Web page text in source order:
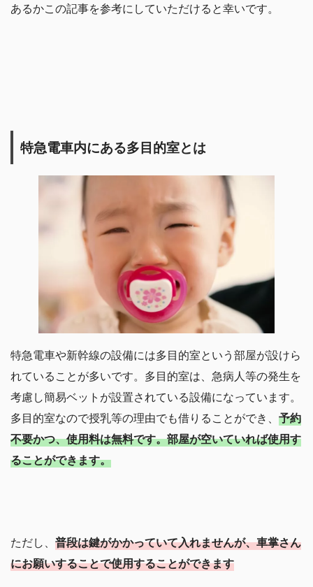
あるかこの記事を参考にしていただけると幸いです。
特急電車内にある多目的室とは
特急電車や新幹線の設備には多目的室という部屋が設けら
れていることが多いです。多目的室は、急病人等の発生を
考慮し簡易ベットが設置されている設備になっています。
多目的室なので授乳等の理由でも借りることができ、 予約
不要かつ、使用料は無料です。部屋が空いていれば使用す
ることができます。
ただし、 普段は鍵がかかっていて入れませんが、車掌さん
にお願いすることで使用することができます